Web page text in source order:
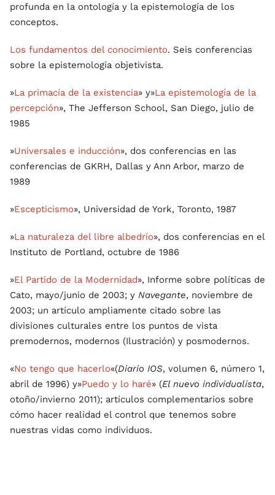
profunda en la ontología y la epistemología de los
conceptos.
Los fundamentos del conocimiento. Seis conferencias
sobre la epistemología objetivista.
»La primacía de la existencia» y»La epistemología de la
percepción», The Jefferson School, San Diego, julio de
1985
»Universales e inducción», dos conferencias en las
conferencias de GKRH, Dallas y Ann Arbor, marzo de
1989
»Escepticismo», Universidad de York, Toronto, 1987
»La naturaleza del libre albedrío», dos conferencias en el
Instituto de Portland, octubre de 1986
»El Partido de la Modernidad», Informe sobre políticas de
Cato, mayo/junio de 2003; y Navegante, noviembre de
2003; un artículo ampliamente citado sobre las
divisiones culturales entre los puntos de vista
premodernos, modernos (Ilustración) y posmodernos.
«No tengo que hacerlo«(Diario IOS, volumen 6, número 1,
abril de 1996) y»Puedo y lo haré» (El nuevo individualista,
otoño/invierno 2011); artículos complementarios sobre
cómo hacer realidad el control que tenemos sobre
nuestras vidas como individuos.